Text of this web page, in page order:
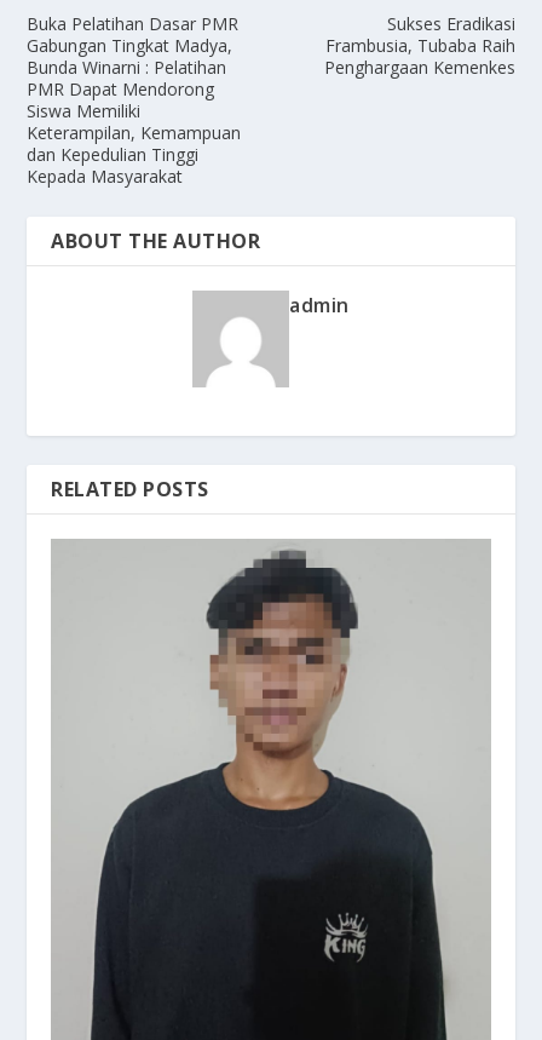
Buka Pelatihan Dasar PMR
Gabungan Tingkat Madya,
Bunda Winarni : Pelatihan
PMR Dapat Mendorong
Siswa Memiliki
Keterampilan, Kemampuan
dan Kepedulian Tinggi
Kepada Masyarakat
Sukses Eradikasi
Frambusia, Tubaba Raih
Penghargaan Kemenkes
ABOUT THE AUTHOR
admin
RELATED POSTS